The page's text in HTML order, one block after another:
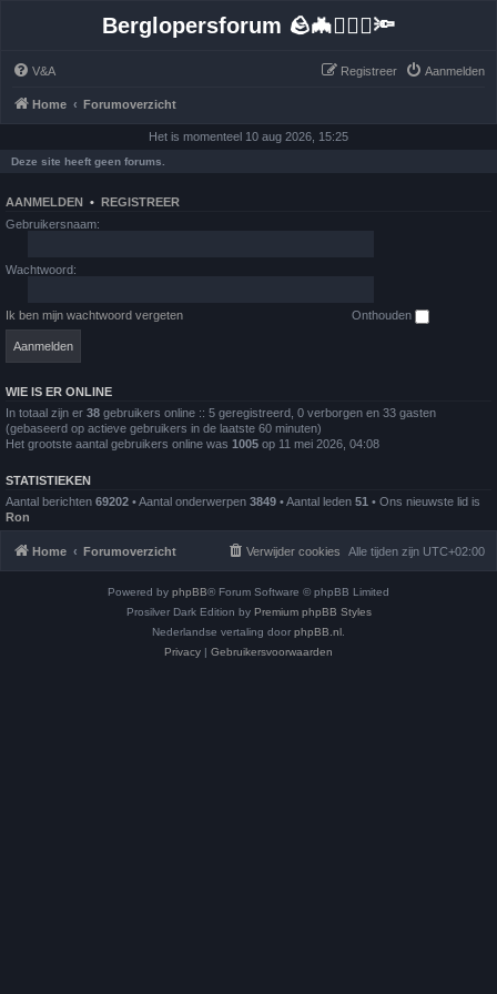
Berglopersforum 🪨🦇🚶🏻‍♂️🔦
V&A Aanmelden
Registreer
Home Forumoverzicht
Het is momenteel 10 aug 2026, 15:25
Deze site heeft geen forums.
AANMELDEN • REGISTREER
Gebruikersnaam:
Wachtwoord:
Ik ben mijn wachtwoord vergeten Onthouden
WIE IS ER ONLINE
In totaal zijn er 38 gebruikers online :: 5 geregistreerd, 0 verborgen en 33 gasten
(gebaseerd op actieve gebruikers in de laatste 60 minuten)
Het grootste aantal gebruikers online was 1005 op 11 mei 2026, 04:08
STATISTIEKEN
Aantal berichten 69202 • Aantal onderwerpen 3849 • Aantal leden 51 • Ons nieuwste lid is
Ron
Home Forumoverzicht Alle tijden zijn UTC+02:00
Verwijder cookies
Powered by phpBB® Forum Software © phpBB Limited
Prosilver Dark Edition by Premium phpBB Styles
Nederlandse vertaling door phpBB.nl
Privacy | Gebruikersvoorwaarden